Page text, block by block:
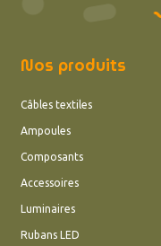
Nos produits
Câbles textiles
Ampoules
Composants
Accessoires
Luminaires
Rubans LED